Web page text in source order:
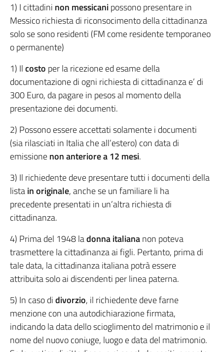
1) I cittadini non messicanipossono presentare in
Messico richiesta di riconsocimento della cittadinanza
solo se sono residenti (FM come residente temporaneo
o permanente)
1) Ilcosto per la ricezione ed esame della
documentazione di ogni richiesta di cittadinanza e’ di
300 Euro, da pagare in pesos al momento della
presentazione dei documenti.
2) Possono essere accettati solamente i documenti
(sia rilasciati in Italia che all’estero) con data di
emissionenon anteriore a 12 mesi.
3) Il richiedente deve presentare tutti i documenti della
listain originale, anche se un familiare li ha
precedente presentati in un’altra richiesta di
cittadinanza.
4) Prima del 1948 ladonna italiananon poteva
trasmettere la cittadinanza ai figli. Pertanto, prima di
tale data, la cittadinanza italiana potrà essere
attribuita solo ai discendenti per linea paterna.
5) In caso didivorzio, il richiedente deve farne
menzione con una autodichiarazione firmata,
indicando la data dello scioglimento del matrimonio e il
nome del nuovo coniuge, luogo e data del matrimonio.